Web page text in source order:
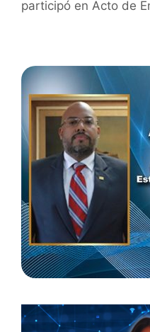
participó en Acto de